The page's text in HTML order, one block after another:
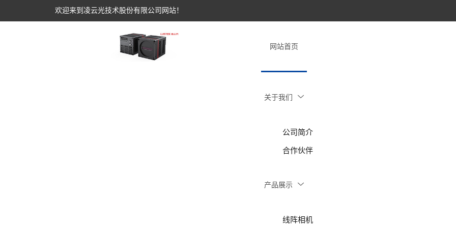
欢迎来到凌云光技术股份有限公司网站！
网站首页
关于我们
公司简介
合作伙伴
产品展示
线阵相机